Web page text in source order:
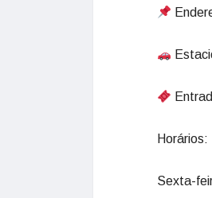
Horários:
Sexta-